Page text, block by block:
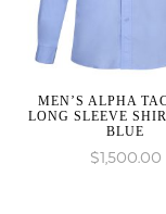
MEN’S ALPHA
LONG SLEEVE
BLUE
$1,500.00